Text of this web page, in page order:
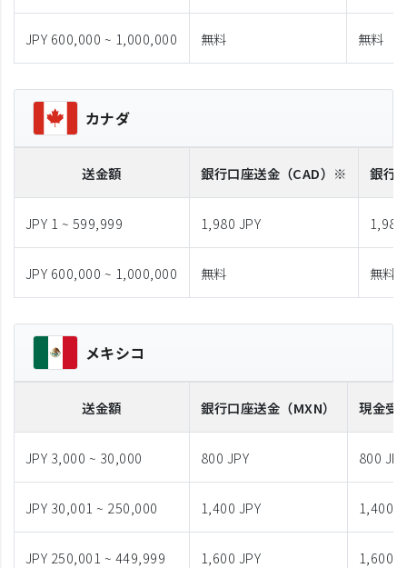
JPY 600,000 ~ 1,000,000 無料 無料
カナダ
送金額 銀行口座送金 （CAD）※ 銀行
JPY 1 ~ 599,999 1,980 JPY 1,980
JPY 600,000 ~ 1,000,000 無料 無料
メキシコ
送金額 銀行口座送金 （MXN） 現金受
JPY 3,000 ~ 30,000 800 JPY 800 JPY
JPY 30,001 ~ 250,000 1,400 JPY 1,400
JPY 250,001 ~ 449,999 1,600 JPY 1,600